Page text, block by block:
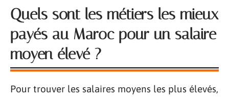
Quels sont les métiers les mieux
payés au Maroc pour un salaire
moyen élevé ?
Pour trouver les salaires moyens les plus élevés,